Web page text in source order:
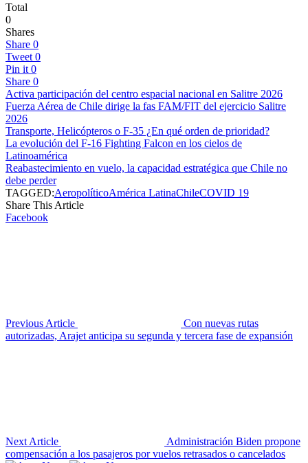
Total
0
Shares
Share 0
Tweet 0
Pin it 0
Share 0
Activa participación del centro espacial nacional en Salitre 2026
Fuerza Aérea de Chile dirige la fas FAM/FIT del ejercicio Salitre
2026
Transporte, Helicópteros o F-35 ¿En qué orden de prioridad?
La evolución del F-16 Fighting Falcon en los cielos de
Latinoamérica
Reabastecimiento en vuelo, la capacidad estratégica que Chile no
debe perder
TAGGED:AeropolíticoAmérica LatinaChileCOVID 19
Share This Article
Facebook
Previous Article
Con nuevas rutas
autorizadas, Arajet anticipa su segunda y tercera fase de expansión
Next Article
Administración Biden propone
compensación a los pasajeros por vuelos retrasados o cancelados